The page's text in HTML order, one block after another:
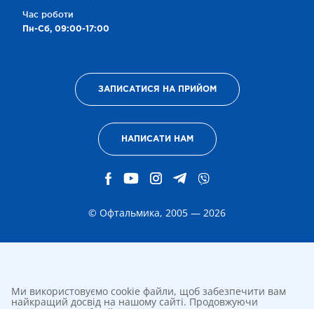
Час роботи
Пн-Сб, 09:00-17:00
ЗАПИСАТИСЯ НА ПРИЙОМ
НАПИСАТИ НАМ
© Офтальмика, 2005 — 2026
Ми використовуємо cookie файли, щоб забезпечити вам
найкращий досвід на нашому сайті. Продовжуючи